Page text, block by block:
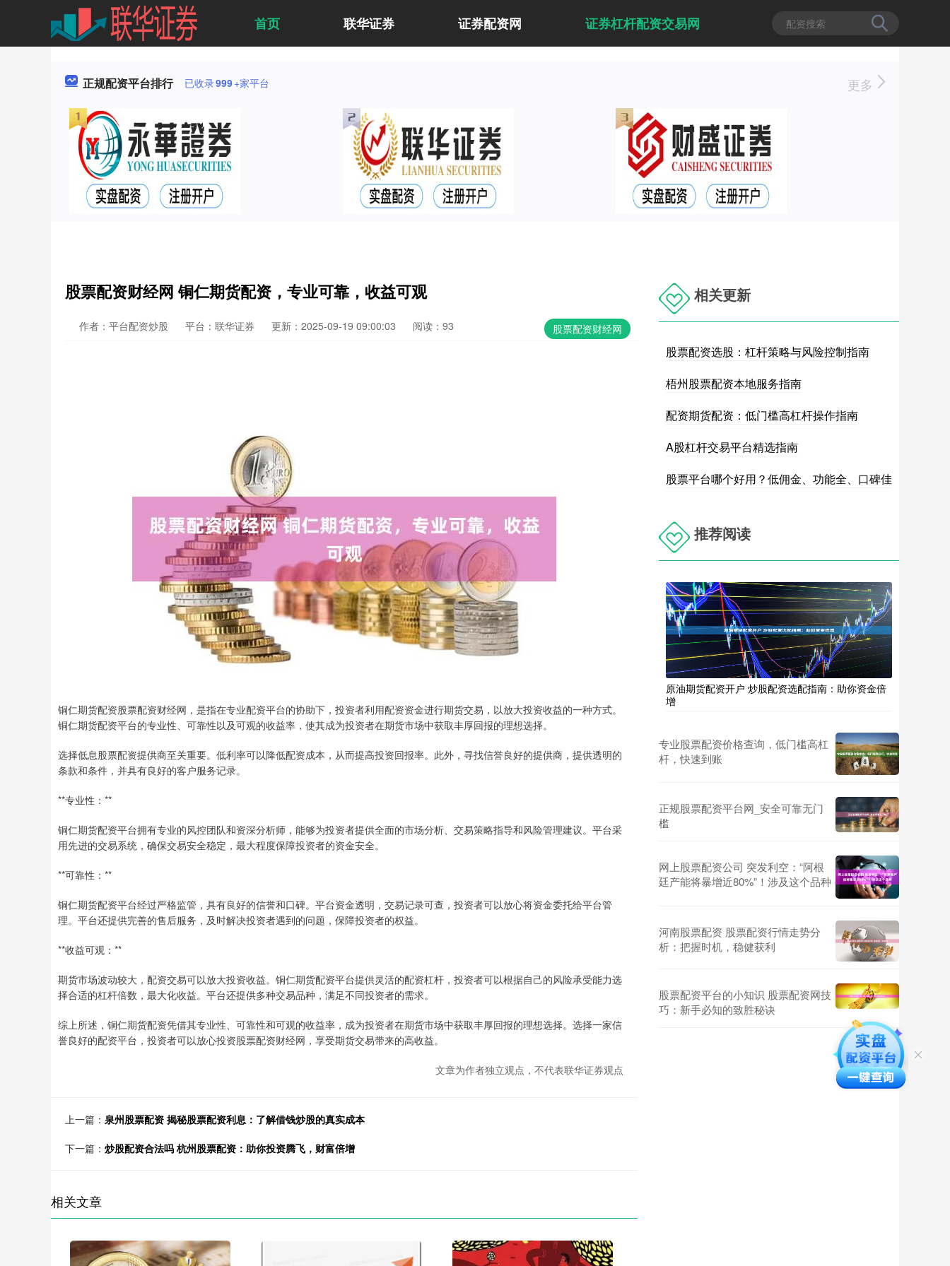
首页 联华证券 证券配资网 证券杠杆配资交易网
正规配资平台排行 已收录999+家平台 更多
股票配资财经网 铜仁期货配资，专业可靠，收益可观
股票配资财经网
作者：平台配资炒股 平台：联华证券 更新：2025-09-19 09:00:03 阅读：93
铜仁期货配资股票配资财经网，是指在专业配资平台的协助下，投资者利用配资资金进行期货交易，以放大投资收益的一种方式。
铜仁期货配资平台的专业性、可靠性以及可观的收益率，使其成为投资者在期货市场中获取丰厚回报的理想选择。
选择低息股票配资提供商至关重要。低利率可以降低配资成本，从而提高投资回报率。此外，寻找信誉良好的提供商，提供透明的
条款和条件，并具有良好的客户服务记录。
**专业性：**
铜仁期货配资平台拥有专业的风控团队和资深分析师，能够为投资者提供全面的市场分析、交易策略指导和风险管理建议。平台采
用先进的交易系统，确保交易安全稳定，最大程度保障投资者的资金安全。
**可靠性：**
铜仁期货配资平台经过严格监管，具有良好的信誉和口碑。平台资金透明，交易记录可查，投资者可以放心将资金委托给平台管
理。平台还提供完善的售后服务，及时解决投资者遇到的问题，保障投资者的权益。
**收益可观：**
期货市场波动较大，配资交易可以放大投资收益。铜仁期货配资平台提供灵活的配资杠杆，投资者可以根据自己的风险承受能力选
择合适的杠杆倍数，最大化收益。平台还提供多种交易品种，满足不同投资者的需求。
综上所述，铜仁期货配资凭借其专业性、可靠性和可观的收益率，成为投资者在期货市场中获取丰厚回报的理想选择。选择一家信
誉良好的配资平台，投资者可以放心投资股票配资财经网，享受期货交易带来的高收益。
文章为作者独立观点，不代表联华证券观点
上一篇： 泉州股票配资 揭秘股票配资利息：了解借钱炒股的真实成本
下一篇： 炒股配资合法吗 杭州股票配资：助你投资腾飞，财富倍增
相关文章
相关更新
股票配资选股：杠杆策略与风险控制指南
梧州股票配资本地服务指南
配资期货配资：低门槛高杠杆操作指南
A股杠杆交易平台精选指南
股票平台哪个好用？低佣金、功能全、口碑佳
推荐阅读
原油期货配资开户 炒股配资选配指南：助你资金倍
增
专业股票配资价格查询，低门槛高杠
杆，快速到账
正规股票配资平台网_安全可靠无门
槛
网上股票配资公司 突发利空：“阿根
廷产能将暴增近80%”！涉及这个品种
河南股票配资 股票配资行情走势分
析：把握时机，稳健获利
股票配资平台的小知识 股票配资网技
巧：新手必知的致胜秘诀